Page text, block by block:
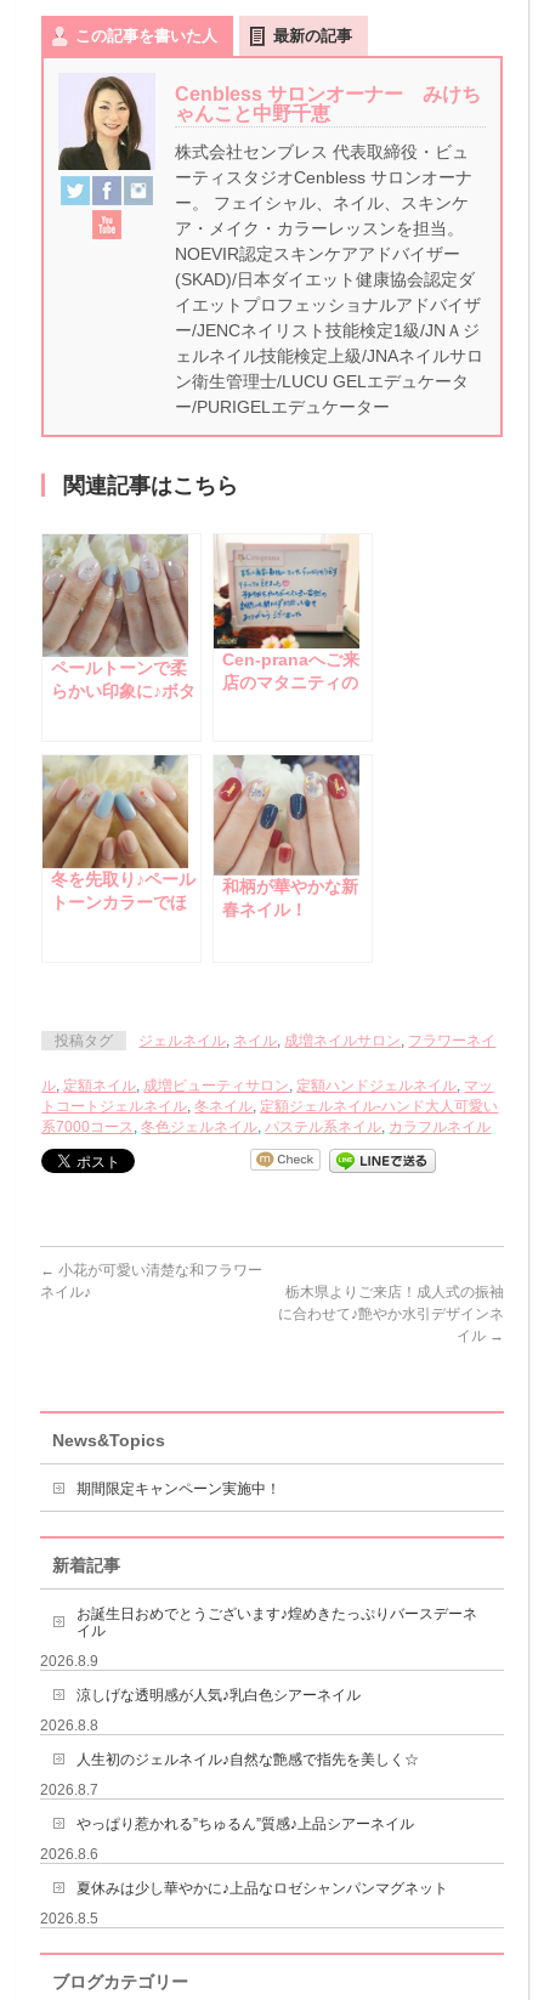
この記事を書いた人 最新の記事
Cenbless サロンオーナー みけち
ゃんこと中野千恵
株式会社センブレス 代表取締役・ビュ
ーティスタジオCenbless サロンオーナ
ー。 フェイシャル、ネイル、スキンケ
ア・メイク・カラーレッスンを担当。
NOEVIR認定スキンケアアドバイザー
(SKAD)/日本ダイエット健康協会認定ダ
イエットプロフェッショナルアドバイザ
ー/JENCネイリスト技能検定1級/JNＡジ
ェルネイル技能検定上級/JNAネイルサロ
ン衛生管理士/LUCU GELエデュケータ
ー/PURIGELエデュケーター
関連記事はこちら
ペールトーンで柔
らかい印象に♪ボタ
Cen-pranaへご来
店のマタニティの
冬を先取り♪ペール
トーンカラーでほ
和柄が華やかな新
春ネイル！
投稿タグ ジェルネイル, ネイル, 成増ネイルサロン, フラワーネイ
ル, 定額ネイル, 成増ビューティサロン, 定額ハンドジェルネイル, マッ
トコートジェルネイル,冬ネイル, 定額ジェルネイル-ハンド大人可愛い
系7000コース,冬色ジェルネイル,パステル系ネイル, カラフルネイル
← 小花が可愛い清楚な和フラワー
ネイル♪
栃木県よりご来店！成人式の振袖
に合わせて♪艶やか水引デザインネ
イル →
News&Topics
期間限定キャンペーン実施中！
新着記事
お誕生日おめでとうございます♪煌めきたっぷりバースデーネ
イル
2026.8.9
涼しげな透明感が人気♪乳白色シアーネイル
2026.8.8
人生初のジェルネイル♪自然な艶感で指先を美しく☆
2026.8.7
やっぱり惹かれる”ちゅるん”質感♪上品シアーネイル
2026.8.6
夏休みは少し華やかに♪上品なロゼシャンパンマグネット
2026.8.5
ブログカテゴリー